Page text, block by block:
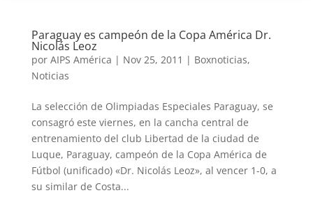
Paraguay es campeón de la Copa América Dr.
Nicolás Leoz
por AIPS América | Nov 25, 2011 | Boxnoticias,
Noticias
La selección de Olimpiadas Especiales Paraguay, se
consagró este viernes, en la cancha central de
entrenamiento del club Libertad de la ciudad de
Luque, Paraguay, campeón de la Copa América de
Fútbol (unificado) «Dr. Nicolás Leoz», al vencer 1-0, a
su similar de Costa...